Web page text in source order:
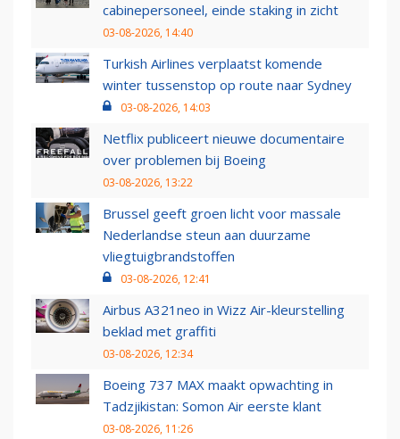
cabinepersoneel, einde staking in zicht
03-08-2026, 14:40
Turkish Airlines verplaatst komende
winter tussenstop op route naar Sydney
03-08-2026, 14:03
Netflix publiceert nieuwe documentaire
over problemen bij Boeing
03-08-2026, 13:22
Brussel geeft groen licht voor massale
Nederlandse steun aan duurzame
vliegtuigbrandstoffen
03-08-2026, 12:41
Airbus A321neo in Wizz Air-kleurstelling
beklad met graffiti
03-08-2026, 12:34
Boeing 737 MAX maakt opwachting in
Tadzjikistan: Somon Air eerste klant
03-08-2026, 11:26